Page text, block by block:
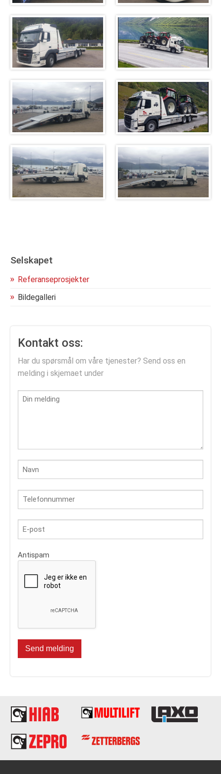
Selskapet
Referanseprosjekter
Bildegalleri
Kontakt oss:
Har du spørsmål om våre tjenester? Send oss en
melding i skjemaet under
Antispam